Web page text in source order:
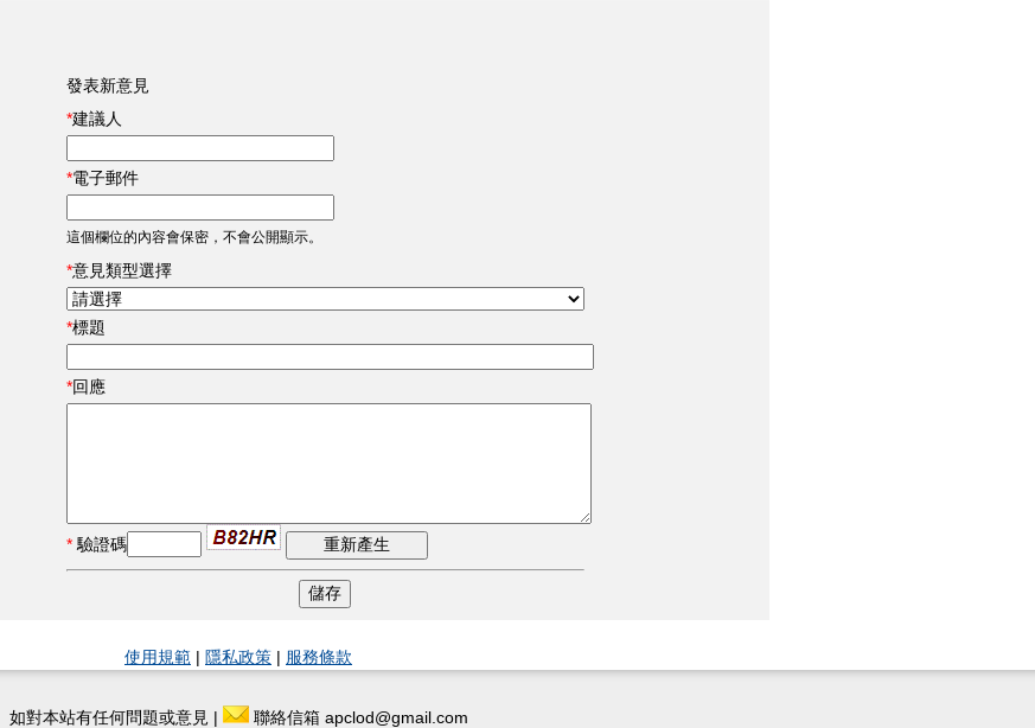
發表新意見
建議人
電子郵件
這個欄位的內容會保密，不會公開顯示。
意見類型選擇
標題
回應
驗證碼
使用規範 | 隱私政策 | 服務條款
如對本站有任何問題或意見 | 聯絡信箱 apclod@gmail.com